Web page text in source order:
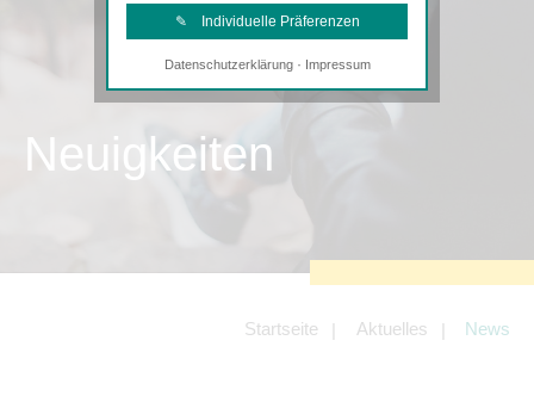
Neuigkeiten
Startseite Aktuelles News
✎ Individuelle Präferenzen
Notwendige Cookies
Diese Cookies sind erforderlich, um die
Tracking- und Targeting-Cookies
Angebotes einschließlich der
Angeboten von z.B. Facebook und
Datenschutzerklärung· Impressum